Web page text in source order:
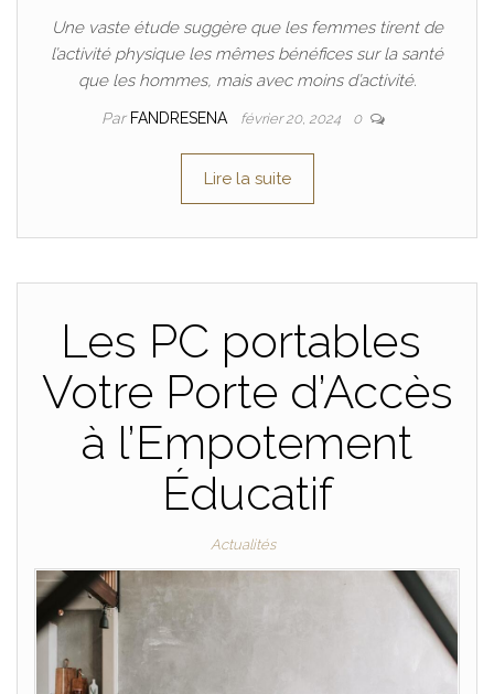
Une vaste étude suggère que les femmes tirent de
l’activité physique les mêmes bénéfices sur la santé
que les hommes, mais avec moins d’activité.
Par FANDRESENA février 20, 2024 0
Lire la suite
Les PC portables
Votre Porte d’Accès
à l’Empotement
Éducatif
Actualités